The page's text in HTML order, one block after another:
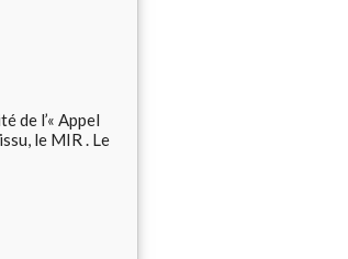
de l’« Appel
le MIR . Le